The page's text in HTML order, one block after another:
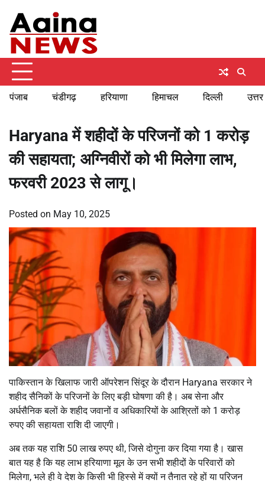
content
पंजाब चंडीगढ़ हरियाणा हिमाचल दिल्ली
Haryana में शहीदों के परिजनों को 1 करोड़
की सहायता; अग्निवीरों को भी मिलेगा लाभ,
फरवरी 2023 से लागू।
Posted on May 10, 2025
पाकिस्तान के खिलाफ जारी ऑपरेशन सिंदूर के दौरान Haryana सरकार ने
शहीद सैनिकों के परिजनों के लिए बड़ी घोषणा की है। अब सेना और
अर्धसैनिक बलों के शहीद जवानों व अधिकारियों के आश्रितों को 1 करोड़
रुपए की सहायता राशि दी जाएगी।
अब तक यह राशि 50 लाख रुपए थी, जिसे दोगुना कर दिया गया है। खास
बात यह है कि यह लाभ हरियाणा मूल के उन सभी शहीदों के परिवारों को
मिलेगा, भले ही वे देश के किसी भी हिस्से में क्यों न तैनात रहे हों या परिजन